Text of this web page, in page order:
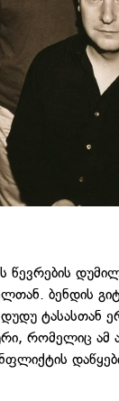
წევრების
ბენდის
ტასასთან
რომელიც ამ